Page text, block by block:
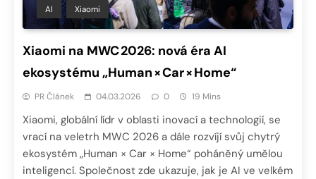
AI Xiaomi
Xiaomi na MWC 2026: nová éra AI
ekosystému „Human × Car × Home“
PR Článek 04.03.2026 0 19 Mins
Xiaomi, globální lídr v oblasti inovací a technologií, se
vrací na veletrh MWC 2026 a dále rozvíjí svůj chytrý
ekosystém „Human × Car × Home“ poháněný umělou
inteligencí. Společnost zde ukazuje, jak je AI ve velkém